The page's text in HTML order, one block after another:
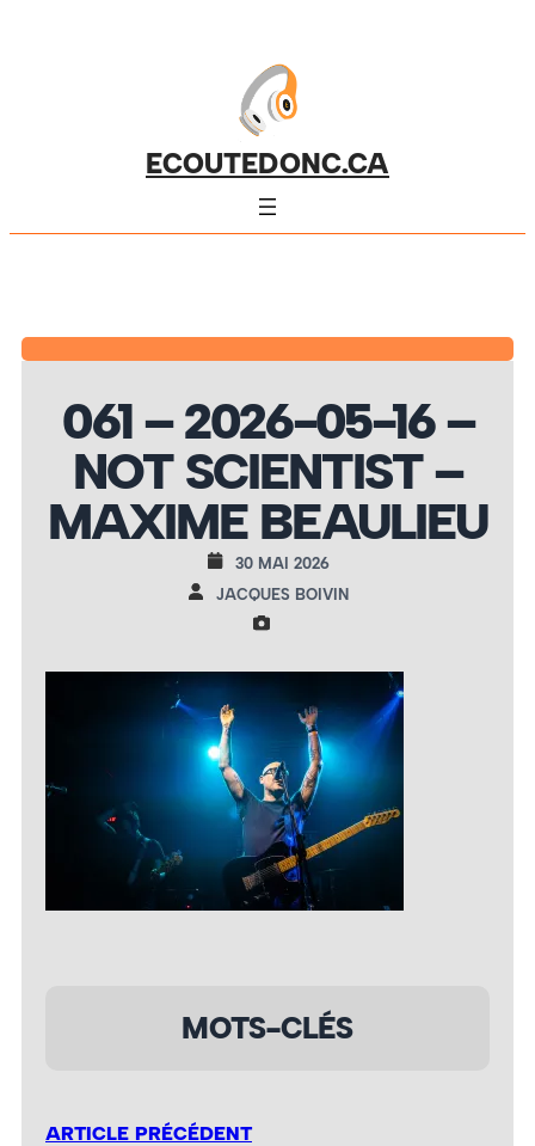
ECOUTEDONC.CA
061 – 2026-05-16 –
NOT SCIENTIST –
MAXIME BEAULIEU
30 MAI 2026
JACQUES BOIVIN
MOTS-CLÉS
ARTICLE PRÉCÉDENT